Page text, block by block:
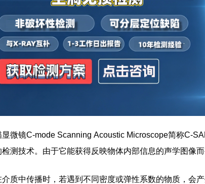
显微镜C-mode Scanning Acoustic Microscope简称C-
测技术。由于它能获得反映物体内部信息的声学图像
介质中传播时，若遇到不同密度或弹性系数的物质，会